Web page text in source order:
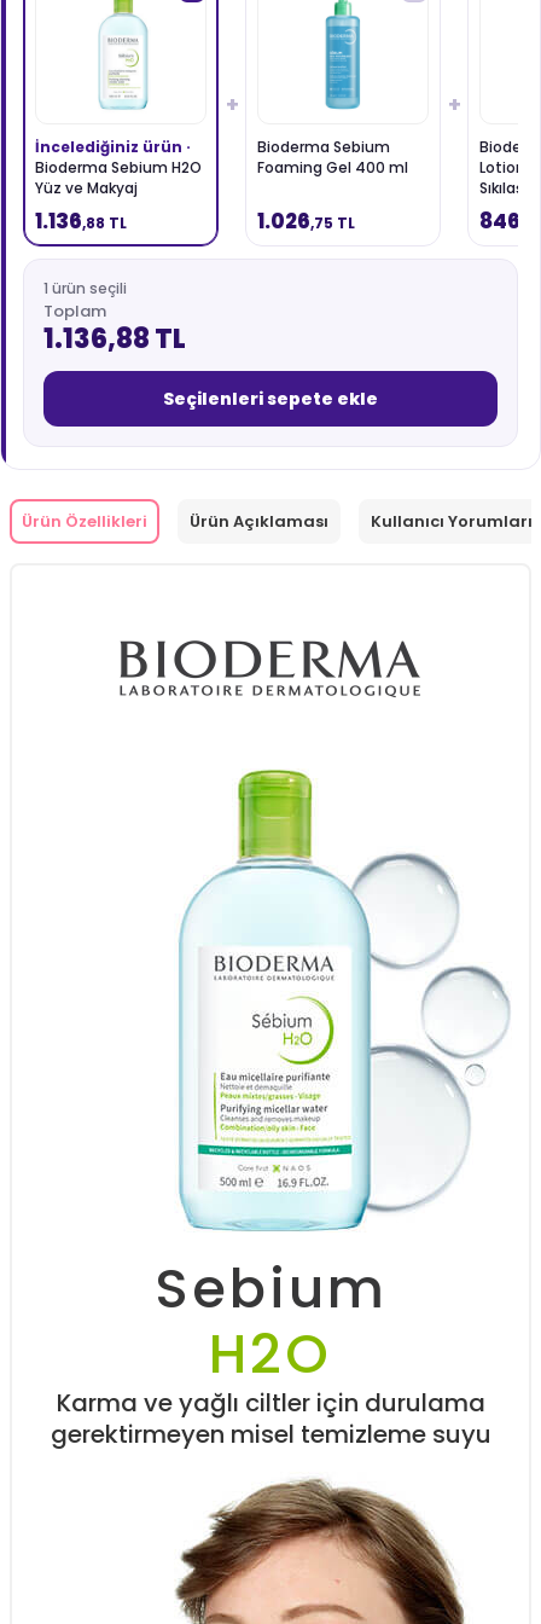
İncelediğiniz ürün ·
Bioderma Sebium H2O
Yüz ve Makyaj
Temizleme Suyu 500
ml
1.136,88 TL
+
Bioderma Sebium
Foaming Gel 400 ml
1.026,75 TL
+
Lotion
ml
846
1 ürün seçili
Toplam
1.136,88 TL
Seçilenleri sepete ekle
Ürün Özellikleri Ürün Açıklaması Kullanıcı Yorumları
Sebium
H2O
Karma ve yağlı ciltler için durulama
gerektirmeyen misel temizleme suyu